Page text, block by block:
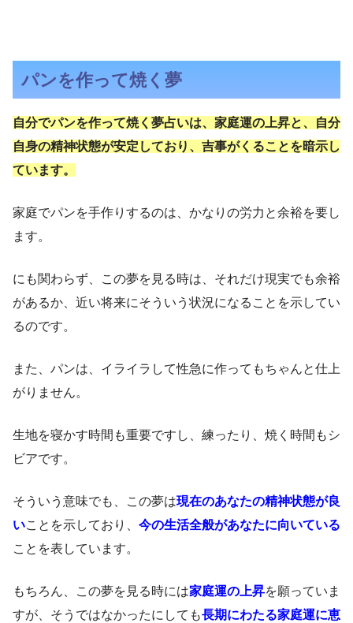
パンを作って焼く夢
自分でパンを作って焼く夢占いは、家庭運の上昇と、自分
自身の精神状態が安定しており、吉事がくることを暗示し
ています。
家庭でパンを手作りするのは、かなりの労力と余裕を要し
ます。
にも関わらず、この夢を見る時は、それだけ現実でも余裕
があるか、近い将来にそういう状況になることを示してい
るのです。
また、パンは、イライラして性急に作ってもちゃんと仕上
がりません。
生地を寝かす時間も重要ですし、練ったり、焼く時間もシ
ビアです。
そういう意味でも、この夢は現在のあなたの精神状態が良
いことを示しており、 今の生活全般があなたに向いている
ことを表しています。
もちろん、この夢を見る時には家庭運の上昇を願っていま
すが、そうではなかったにしても長期にわたる家庭運に恵